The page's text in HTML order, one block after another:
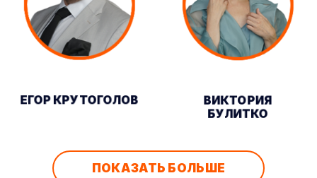
ЕГОР КРУТОГОЛОВ
ВИКТОРИЯ
БУЛИТКО
ПОКАЗАТЬ БОЛЬШЕ